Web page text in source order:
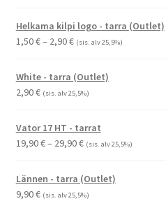
Helkama kilpi logo - tarra (Outlet)
1,50€– 2,90€Hintaluokka:
-
2,90 €
(sis. alv 25,5%)
White - tarra (Outlet)
2,90€ (sis. alv 25,5%)
Vator 17 HT - tarrat
19,90€– 29,90€Hintaluokka:
-
29,90 €
(sis. alv 25,5%)
Lännen - tarra (Outlet)
9,90€ (sis. alv 25,5%)